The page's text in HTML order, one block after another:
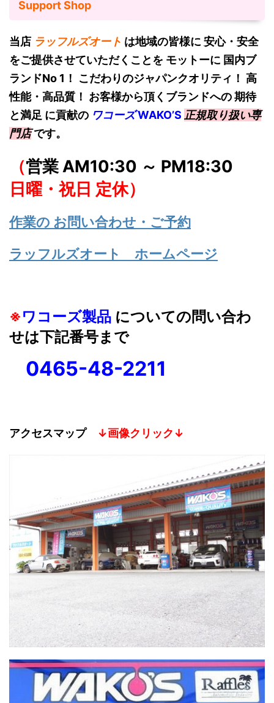
Support Shop
当店 ラッフルズオート は地域の皆様に 安心・安全
をご提供させていただくことを モットーに 国内ブ
ランドNo 1！ こだわりのジャパンクオリティ！ 高
性能・高品質！ お客様から頂くブランドへの 期待
と満足 に貢献の ワコーズWAKO’S 正規取り扱い専
門店です。
（営業 AM10:30 ～ PM18:30
日曜・祝日 定休）
作業の お問い合わせ・ご予約
ラッフルズオート ホームページ
※ワコーズ製品 についての問い合わ
せは下記番号まで
0465-48-2211
アクセスマップ ↓画像クリック↓